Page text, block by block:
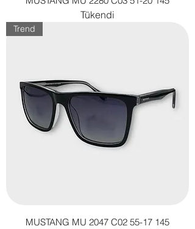
Tükendi
Trend
MUSTANG MU 2047 C02 55-17 145